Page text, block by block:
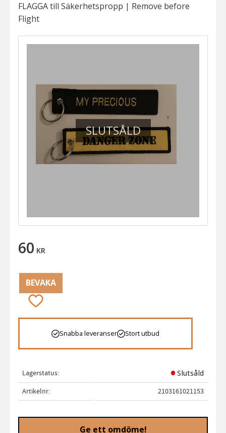
FLAGGA till Säkerhetspropp | Remove before
Flight
SLUTSÅLD
60 KR
Lägg till i favoriter
BEVAKA
Snabba leveranser Stort utbud
Lagerstatus
Slutsåld
Artikelnr
2103161021153
Ge ett omdöme!